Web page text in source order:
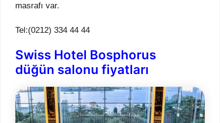
masrafı var.
Tel:(0212) 334 44 44
Swiss Hotel Bosphorus
düğün salonu fiyatları